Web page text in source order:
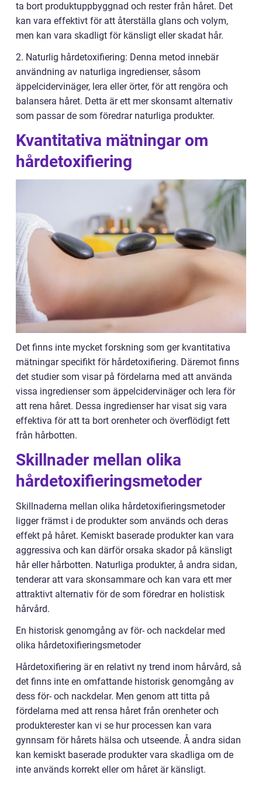
ta bort produktuppbyggnad och rester från håret. Det
kan vara effektivt för att återställa glans och volym,
men kan vara skadligt för känsligt eller skadat hår.
2. Naturlig hårdetoxifiering: Denna metod innebär
användning av naturliga ingredienser, såsom
äppelcidervinäger, lera eller örter, för att rengöra och
balansera håret. Detta är ett mer skonsamt alternativ
som passar de som föredrar naturliga produkter.
Kvantitativa mätningar om
hårdetoxifiering
Det finns inte mycket forskning som ger kvantitativa
mätningar specifikt för hårdetoxifiering. Däremot finns
det studier som visar på fördelarna med att använda
vissa ingredienser som äppelcidervinäger och lera för
att rena håret. Dessa ingredienser har visat sig vara
effektiva för att ta bort orenheter och överflödigt fett
från hårbotten.
Skillnader mellan olika
hårdetoxifieringsmetoder
Skillnaderna mellan olika hårdetoxifieringsmetoder
ligger främst i de produkter som används och deras
effekt på håret. Kemiskt baserade produkter kan vara
aggressiva och kan därför orsaka skador på känsligt
hår eller hårbotten. Naturliga produkter, å andra sidan,
tenderar att vara skonsammare och kan vara ett mer
attraktivt alternativ för de som föredrar en holistisk
hårvård.
En historisk genomgång av för- och nackdelar med
olika hårdetoxifieringsmetoder
Hårdetoxifiering är en relativt ny trend inom hårvård, så
det finns inte en omfattande historisk genomgång av
dess för- och nackdelar. Men genom att titta på
fördelarna med att rensa håret från orenheter och
produkterester kan vi se hur processen kan vara
gynnsam för hårets hälsa och utseende. Å andra sidan
kan kemiskt baserade produkter vara skadliga om de
inte används korrekt eller om håret är känsligt.